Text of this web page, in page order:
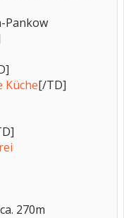
Pankow
Küche[/TD]
270m